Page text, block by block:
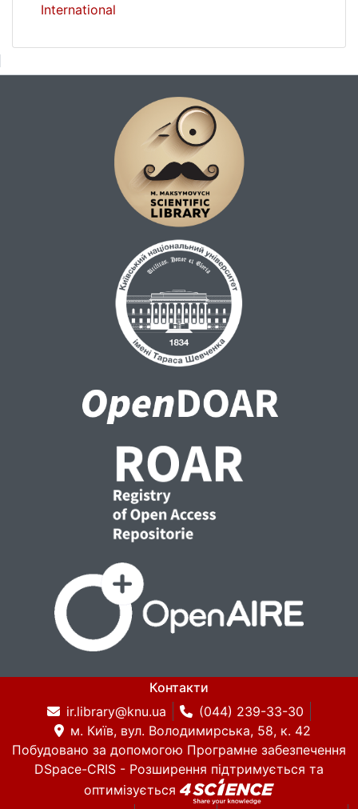
International
Контакти
ir.library@knu.ua
(044) 239-33-30
м. Київ, вул. Володимирська, 58, к. 42
Побудовано за допомогою Програмне забезпечення
DSpace-CRIS - Розширення підтримується та
оптимізується